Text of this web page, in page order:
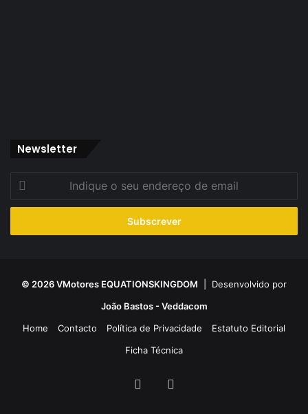
Newsletter
seu
de
© 2026 VMotores EQUATIONSKINGDOM | Desenvolvido por
João Bastos - Veddacom
Home
Contacto Política de Privacidade
Estatuto Editorial
Ficha Técnica
Facebook